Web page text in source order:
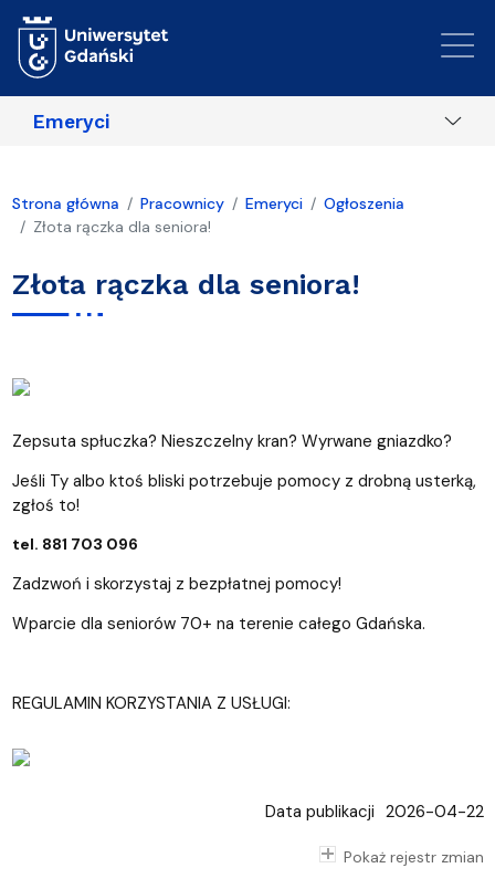
Emeryci
Strona główna Pracownicy Emeryci
Ogłoszenia
Złota rączka dla seniora!
Złota rączka dla seniora!
Zepsuta spłuczka? Nieszczelny kran? Wyrwane gniazdko?
Jeśli Ty albo ktoś bliski potrzebuje pomocy z drobną usterką,
zgłoś to!
tel. 881 703 096
Zadzwoń i skorzystaj z bezpłatnej pomocy!
Wparcie dla seniorów 70+ na terenie całego Gdańska.
REGULAMIN KORZYSTANIA Z USŁUGI:
Data publikacji 2026-04-22
Pokaż rejestr zmian